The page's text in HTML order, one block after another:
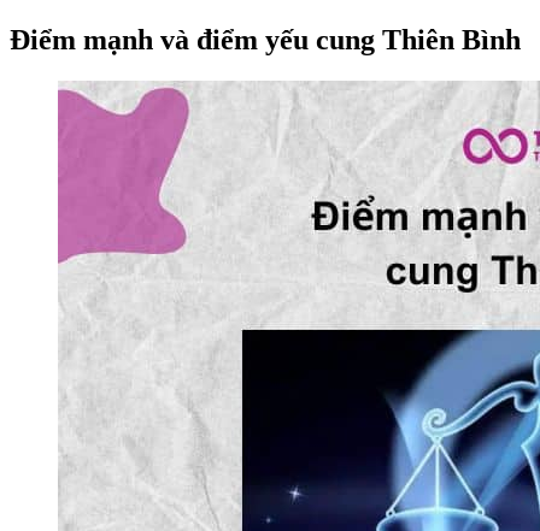
Điểm mạnh và điểm yếu cung Thiên Bình